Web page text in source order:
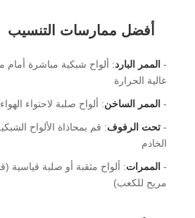
أفضل ممارسات التنسيب
- الممر البارد: ألواح شبكية مباشرة أمام
عالية الحرارة
- الممر الساخن: ألواح صلبة لاحتواء
-تحت الرفوف: قم بمحاذاة الألواح
الخادم
- الممرات: ألواح مثقبة أو صلبة قياسية
مريح للكعب)